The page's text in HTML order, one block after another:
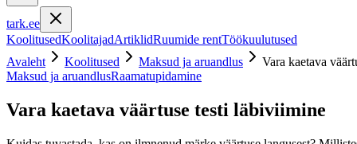
tark.ee
KoolitusedKoolitajadArtiklidRuumide rentTöökuulutused
Avaleht
Koolitused Maksud ja aruandlus
Vara kaetava
Maksud ja aruandlusRaamatupidamine
Vara kaetava väärtuse testi läbiviimine